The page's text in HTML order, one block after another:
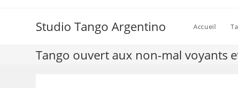
Studio Tango Argentino Accueil
Tango ouvert aux non-mal voyants